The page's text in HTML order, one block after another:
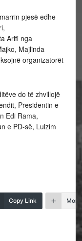
pjesë edhe
Arifi nga
Majlinda
organizatorët
do të zhvillojë
Presidentin e
Edi Rama,
e PD-së, Lulzim
Copy Link More